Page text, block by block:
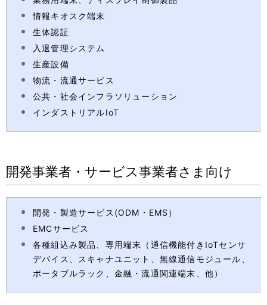
情報キオスク端末
生体認証
入退管理システム
生産設備
物流・流通サービス
公共・社会インフラソリューション
インダストリアルIoT
開発事業者・サービス事業者さま向け
開発・製造サービス(ODM・EMS）
EMCサービス
各種組込み製品、専用端末（通信機能付きIoTセンサ
デバイス、スキャナユニット、無線通信モジュール、
ポータブルラック、金融・流通関連端末、他）